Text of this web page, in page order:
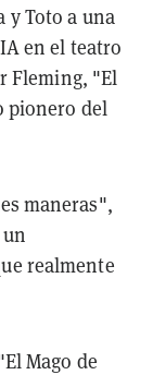
y Toto a una
en el teatro
Fleming, "El
pionero del
maneras",
realmente
Mago de